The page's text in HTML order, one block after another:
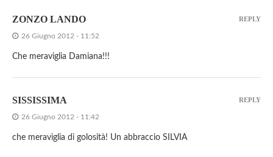
ZONZO LANDO
26 Giugno 2012 - 11:52
Che meraviglia Damiana!!!
REPLY
SISSISSIMA
26 Giugno 2012 - 11:42
che meraviglia di golosità! Un abbraccio SILVIA
REPLY